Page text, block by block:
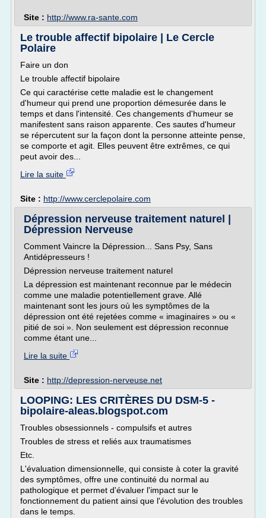
Site : http://www.ra-sante.com
Le trouble affectif bipolaire | Le Cercle
Polaire
Faire un don
Le trouble affectif bipolaire
Ce qui caractérise cette maladie est le changement
d'humeur qui prend une proportion démesurée dans le
temps et dans l'intensité. Ces changements d'humeur se
manifestent sans raison apparente. Ces sautes d'humeur
se répercutent sur la façon dont la personne atteinte pense,
se comporte et agit. Elles peuvent être extrêmes, ce qui
peut avoir des...
Lire la suite
Site : http://www.cerclepolaire.com
Dépression nerveuse traitement naturel |
Dépression Nerveuse
Comment Vaincre la Dépression... Sans Psy, Sans
Antidépresseurs !
Dépression nerveuse traitement naturel
La dépression est maintenant reconnue par le médecin
comme une maladie potentiellement grave. Allé
maintenant sont les jours où les symptômes de la
dépression ont été rejetées comme « imaginaires » ou «
pitié de soi ». Non seulement est dépression reconnue
comme étant une...
Lire la suite
Site : http://depression-nerveuse.net
LOOPING: LES CRITÈRES DU DSM-5 -
bipolaire-aleas.blogspot.com
Troubles obsessionnels - compulsifs et autres
Troubles de stress et reliés aux traumatismes
Etc.
L'évaluation dimensionnelle, qui consiste à coter la gravité
des symptômes, offre une continuité du normal au
pathologique et permet d'évaluer l'impact sur le
fonctionnement du patient ainsi que l'évolution des troubles
dans le temps.